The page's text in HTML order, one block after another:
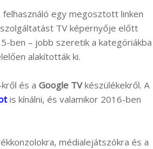
egy megosztott linken
TV képernyője előtt
ben – jobb szeretik a kategóriákba
alakították ki.
és a Google TVkészülékekről. A
is kínálni, és valamikor 2016-ben
médialejátszókra és a